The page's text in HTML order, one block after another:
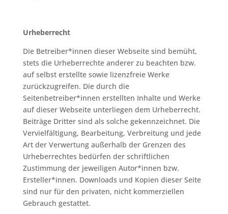
Urheberrecht
Die Betreiber*innen dieser Webseite sind bemüht,
stets die Urheberrechte anderer zu beachten bzw.
auf selbst erstellte sowie lizenzfreie Werke
zurückzugreifen. Die durch die
Seitenbetreiber*innen erstellten Inhalte und Werke
auf dieser Webseite unterliegen dem Urheberrecht.
Beiträge Dritter sind als solche gekennzeichnet. Die
Vervielfältigung, Bearbeitung, Verbreitung und jede
Art der Verwertung außerhalb der Grenzen des
Urheberrechtes bedürfen der schriftlichen
Zustimmung der jeweiligen Autor*innen bzw.
Ersteller*innen. Downloads und Kopien dieser Seite
sind nur für den privaten, nicht kommerziellen
Gebrauch gestattet.